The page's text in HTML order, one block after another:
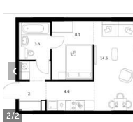
2/2
‹